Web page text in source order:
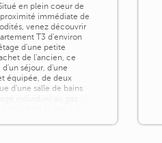
en plein coeur de
immédiate de
venez découvrir
T3 d'environ
d'une petite
de l'ancien, ce
séjour, d'une
équipée, de deux
d'une salle de bains